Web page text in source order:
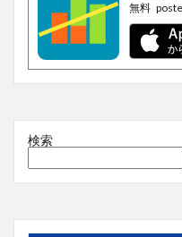
無料
検索